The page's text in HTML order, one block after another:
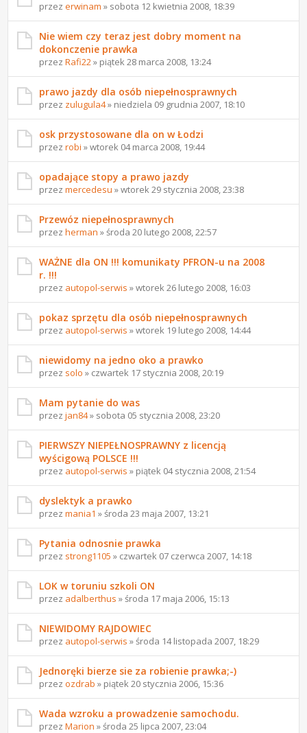
przezerwinam » sobota 12 kwietnia 2008, 18:39
Nie wiem czy teraz jest dobry moment na
dokonczenie prawka
przezRafi22 » piątek 28 marca 2008, 13:24
prawo jazdy dla osób niepełnosprawnych
przez zulugula4» niedziela 09 grudnia 2007, 18:10
osk przystosowane dla on w Łodzi
przezrobi » wtorek 04 marca 2008, 19:44
opadające stopy a prawo jazdy
przezmercedesu » wtorek 29 stycznia 2008, 23:38
Przewóz niepełnosprawnych
przezherman » środa 20 lutego 2008, 22:57
WAŻNE dla ON !!! komunikaty PFRON-u na 2008
r. !!!
przez autopol-serwis » wtorek 26 lutego 2008, 16:03
pokaz sprzętu dla osób niepełnosprawnych
przez autopol-serwis » wtorek 19 lutego 2008, 14:44
niewidomy na jedno oko a prawko
przez solo » czwartek 17 stycznia 2008, 20:19
Mam pytanie do was
przezjan84» sobota 05 stycznia 2008, 23:20
PIERWSZY NIEPEŁNOSPRAWNY z licencją
wyścigową POLSCE !!!
przez autopol-serwis » piątek 04 stycznia 2008, 21:54
dyslektyk a prawko
przezmania1 » środa 23 maja 2007, 13:21
Pytania odnosnie prawka
przez strong1105 » czwartek 07 czerwca 2007, 14:18
LOK w toruniu szkoli ON
przez adalberthus » środa 17 maja 2006, 15:13
NIEWIDOMY RAJDOWIEC
przez autopol-serwis » środa 14 listopada 2007, 18:29
Jednoręki bierze sie za robienie prawka;-)
przezozdrab » piątek 20 stycznia 2006, 15:36
Wada wzroku a prowadzenie samochodu.
przezMarion » środa 25 lipca 2007, 23:04